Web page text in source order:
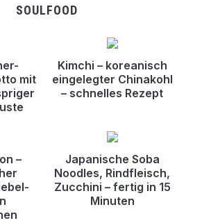
SOULFOOD
mit
Kimchi – koreanisch
eingelegter Chinakohl
– schnelles Rezept
–
Japanische Soba
Noodles, Rindfleisch,
Zucchini – fertig in 15
Minuten